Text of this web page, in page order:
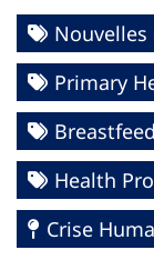
Nouvelles
Primary
Health
Crise